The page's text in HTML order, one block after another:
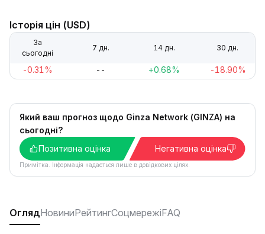
Історія цін (USD)
За
сьогодні
7 дн. 14 дн. 30 дн.
-0.31% -- +0.68% -18.90%
Який ваш прогноз щодо Ginza Network (GINZA) на
сьогодні?
Позитивна оцінка
Негативна оцінка
Примітка. Інформація надається лише в довідкових цілях.
ОглядНовиниРейтингСоцмережіFAQ